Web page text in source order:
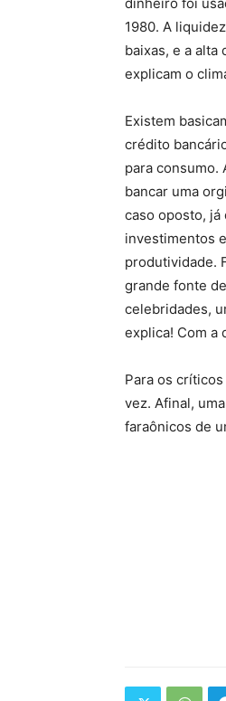
1980. A
baixas, e a
explicam o
Existem
crédito
para consumo.
bancar uma
caso oposto,
investimentos
produtividade.
grande fonte
celebridades,
explica! Com a
Para os
vez. Afinal,
faraônicos de